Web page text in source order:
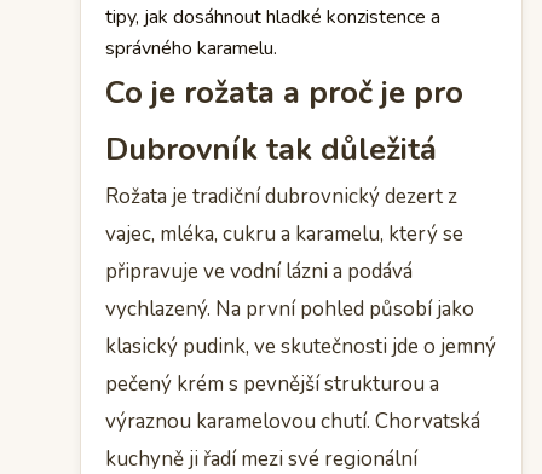
tipy, jak dosáhnout hladké konzistence a
správného karamelu.
Co je rožata a proč je pro
Dubrovník tak důležitá
Rožata je tradiční dubrovnický dezert z
vajec, mléka, cukru a karamelu, který se
připravuje ve vodní lázni a podává
vychlazený. Na první pohled působí jako
klasický pudink, ve skutečnosti jde o jemný
pečený krém s pevnější strukturou a
výraznou karamelovou chutí. Chorvatská
kuchyně ji řadí mezi své regionální